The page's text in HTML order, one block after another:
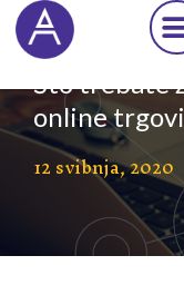
Cookie Settings
Što trebate
online
12 svibnja, 2020